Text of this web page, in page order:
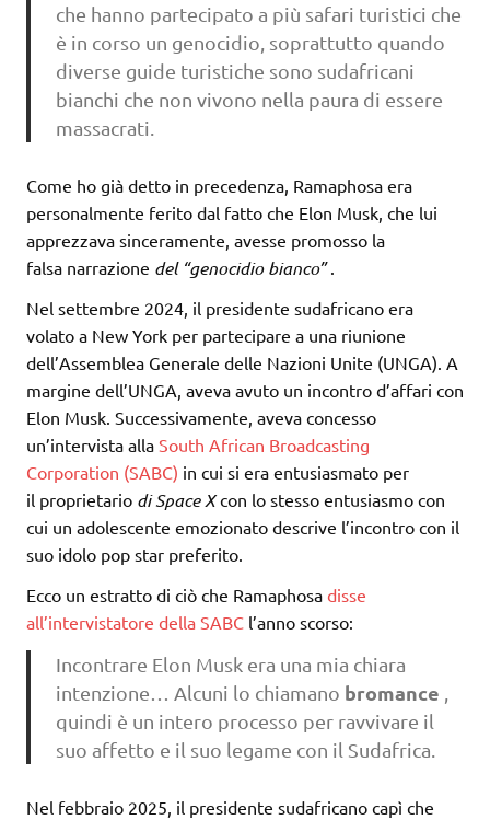
che hanno partecipato a più safari turistici che
è in corso un genocidio, soprattutto quando
diverse guide turistiche sono sudafricani
bianchi che non vivono nella paura di essere
massacrati.
Come ho già detto in precedenza, Ramaphosa era
personalmente ferito dal fatto che Elon Musk, che lui
apprezzava sinceramente, avesse promosso la
falsa narrazione del “genocidio bianco”.
Nel settembre 2024, il presidente sudafricano era
volato a New York per partecipare a una riunione
dell’Assemblea Generale delle Nazioni Unite (UNGA). A
margine dell’UNGA, aveva avuto un incontro d’affari con
Elon Musk. Successivamente, aveva concesso
un’intervista alla South African Broadcasting
Corporation (SABC) in cui si era entusiasmato per
il proprietario di Space Xcon lo stesso entusiasmo con
cui un adolescente emozionato descrive l’incontro con il
suo idolo pop star preferito.
Ecco un estratto di ciò che Ramaphosa disse
all’intervistatore della SABC l’anno scorso:
Incontrare Elon Musk era una mia chiara
intenzione… Alcuni lo chiamano bromance ,
quindi è un intero processo per ravvivare il
suo affetto e il suo legame con il Sudafrica.
Nel febbraio 2025, il presidente sudafricano capì che